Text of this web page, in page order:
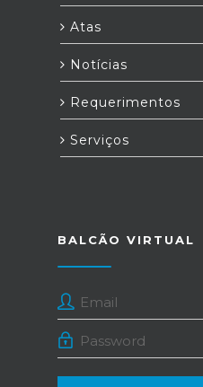
Atas
Notícias
Requerimentos
Serviços
BALCÃO VIRTUAL